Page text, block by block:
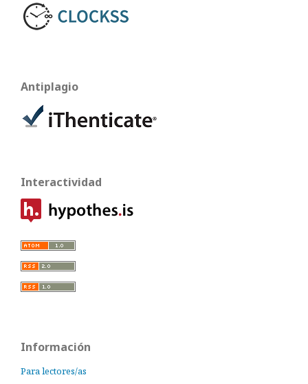
Antiplagio
Interactividad
Información
Para lectores/as